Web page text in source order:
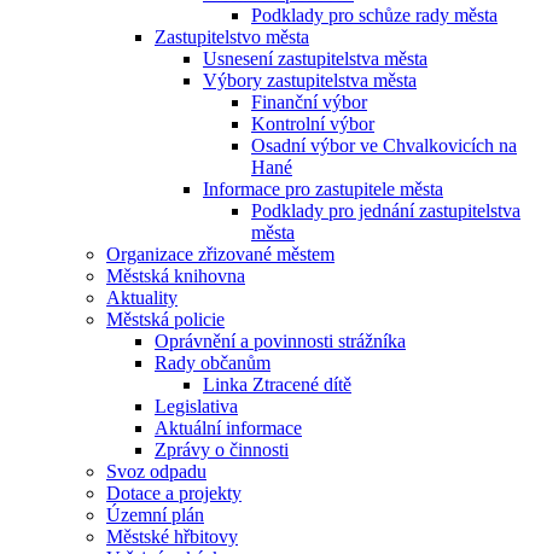
Podklady pro schůze rady města
Zastupitelstvo města
Usnesení zastupitelstva města
Výbory zastupitelstva města
Finanční výbor
Kontrolní výbor
Osadní výbor ve Chvalkovicích na
Hané
Informace pro zastupitele města
Podklady pro jednání zastupitelstva
města
Organizace zřizované městem
Městská knihovna
Aktuality
Městská policie
Oprávnění a povinnosti strážníka
Rady občanům
Linka Ztracené dítě
Legislativa
Aktuální informace
Zprávy o činnosti
Svoz odpadu
Dotace a projekty
Územní plán
Městské hřbitovy